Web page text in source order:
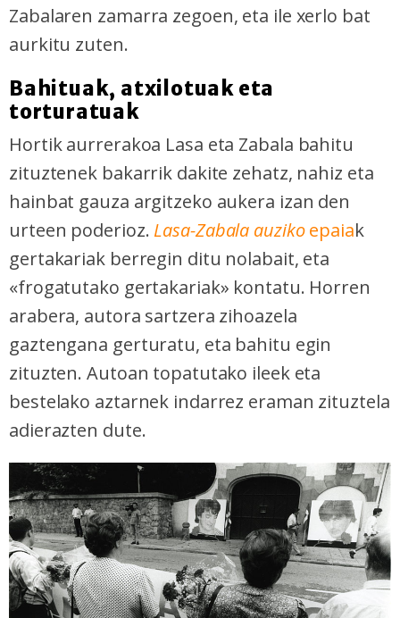
Zabalaren zamarra zegoen, eta ile xerlo bat
aurkitu zuten.
Bahituak, atxilotuak eta
torturatuak
Hortik aurrerakoa Lasa eta Zabala bahitu
zituztenek bakarrik dakite zehatz, nahiz eta
hainbat gauza argitzeko aukera izan den
urteen poderioz. Lasa-Zabala auzikoepaiak
gertakariak berregin ditu nolabait, eta
«frogatutako gertakariak» kontatu. Horren
arabera, autora sartzera zihoazela
gaztengana gerturatu, eta bahitu egin
zituzten. Autoan topatutako ileek eta
bestelako aztarnek indarrez eraman zituztela
adierazten dute.